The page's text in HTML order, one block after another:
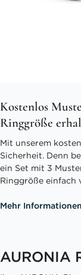
Kostenlos
Ringgröße
Mit unserem
Sicherheit. Denn
ein Set mit 3
Ringgröße einfach
Mehr Informationen
AURONIA